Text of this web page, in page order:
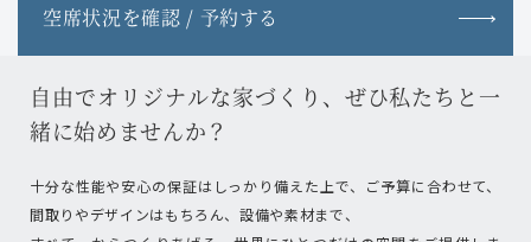
空席状況を確認 / 予約する
自由でオリジナルな家づくり、ぜひ私たちと一
緒に始めませんか？
十分な性能や安心の保証はしっかり備えた上で、ご予算に合わせて、
間取りやデザインはもちろん、設備や素材まで、